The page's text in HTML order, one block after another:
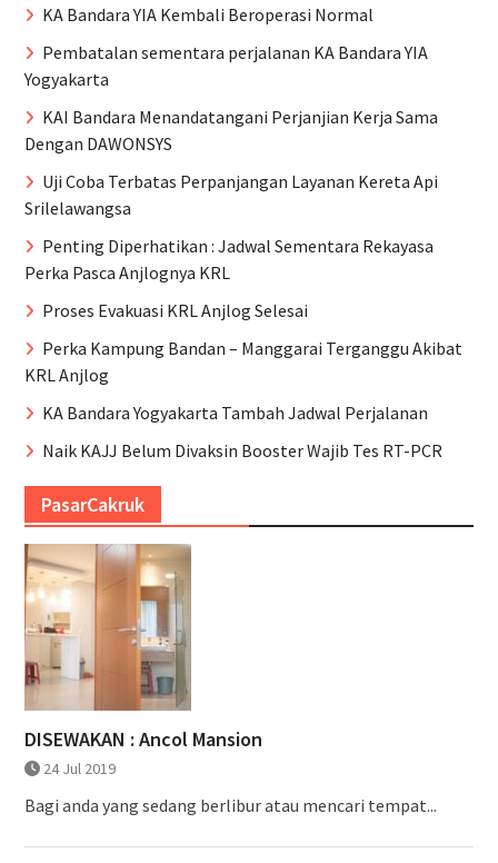
KA Bandara YIA Kembali Beroperasi Normal
Pembatalan sementara perjalanan KA Bandara YIA
Yogyakarta
KAI Bandara Menandatangani Perjanjian Kerja Sama
Dengan DAWONSYS
Uji Coba Terbatas Perpanjangan Layanan Kereta Api
Srilelawangsa
Penting Diperhatikan : Jadwal Sementara Rekayasa
Perka Pasca Anjlognya KRL
Proses Evakuasi KRL Anjlog Selesai
Perka Kampung Bandan – Manggarai Terganggu Akibat
KRL Anjlog
KA Bandara Yogyakarta Tambah Jadwal Perjalanan
Naik KAJJ Belum Divaksin Booster Wajib Tes RT-PCR
PasarCakruk
DISEWAKAN : Ancol Mansion
24 Jul 2019
Bagi anda yang sedang berlibur atau mencari tempat...